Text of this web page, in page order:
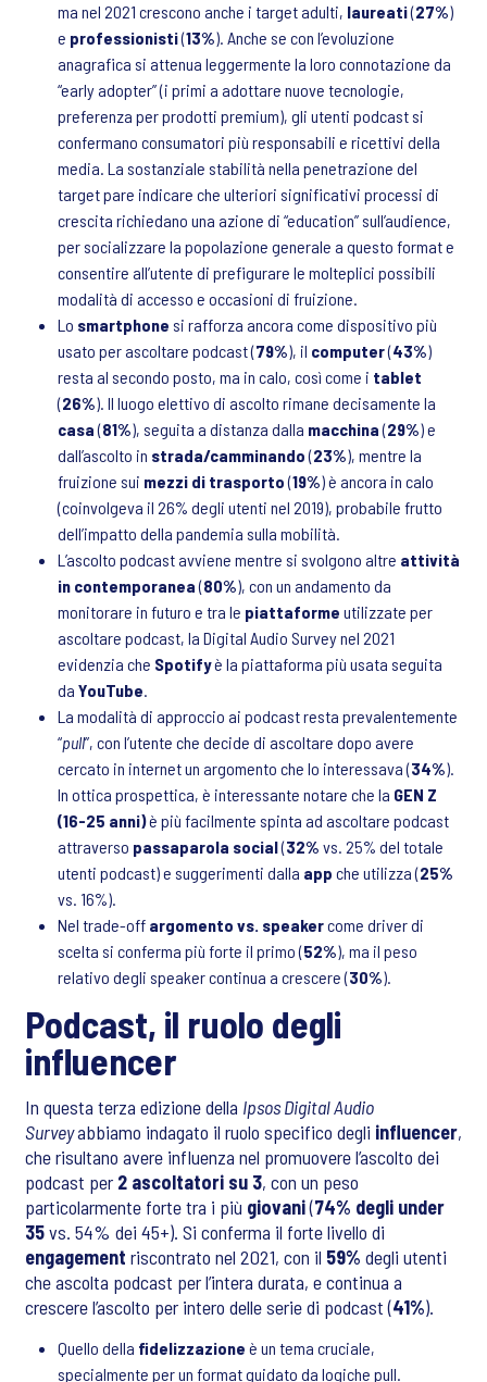
ma nel 2021 crescono anche i target adulti, laureati(27%)
e professionisti(13%). Anche se con l’evoluzione
anagrafica si attenua leggermente la loro connotazione da
“early adopter” (i primi a adottare nuove tecnologie,
preferenza per prodotti premium), gli utenti podcast si
confermano consumatori più responsabili e ricettivi della
media. La sostanziale stabilità nella penetrazione del
target pare indicare che ulteriori significativi processi di
crescita richiedano una azione di “education” sull’audience,
per socializzare la popolazione generale a questo format e
consentire all’utente di prefigurare le molteplici possibili
modalità di accesso e occasioni di fruizione.
Lo smartphone si rafforza ancora come dispositivo più
usato per ascoltare podcast (79%), il computer(43%)
resta al secondo posto, ma in calo, così come i tablet
(26%). Il luogo elettivo di ascolto rimane decisamente la
casa(81%), seguita a distanza dalla macchina(29%) e
dall’ascolto in strada/camminando(23%), mentre la
fruizione sui mezzi di trasporto(19%) è ancora in calo
(coinvolgeva il 26% degli utenti nel 2019), probabile frutto
dell’impatto della pandemia sulla mobilità.
L’ascolto podcast avviene mentre si svolgono altre attività
in contemporanea(80%), con un andamento da
monitorare in futuro e tra le piattaforme utilizzate per
ascoltare podcast, la Digital Audio Survey nel 2021
evidenzia che Spotifyè la piattaforma più usata seguita
da YouTube.
La modalità di approccio ai podcast resta prevalentemente
“pull”, con l’utente che decide di ascoltare dopo avere
cercato in internet un argomento che lo interessava (34%).
In ottica prospettica, è interessante notare che la GEN Z
(16-25 anni)è più facilmente spinta ad ascoltare podcast
attraverso passaparola social(32% vs. 25% del totale
utenti podcast) e suggerimenti dalla app che utilizza (25%
vs. 16%).
Nel trade-off argomento vs. speakercome driver di
scelta si conferma più forte il primo (52%), ma il peso
relativo degli speaker continua a crescere (30%).
Podcast, il ruolo degli
influencer
In questa terza edizione della Ipsos Digital Audio
Surveyabbiamo indagato il ruolo specifico degli influencer,
che risultano avere influenza nel promuovere l’ascolto dei
podcast per 2 ascoltatori su 3, con un peso
particolarmente forte tra i più giovani(74% degli under
35vs. 54% dei 45+). Si conferma il forte livello di
engagement riscontrato nel 2021, con il 59% degli utenti
che ascolta podcast per l’intera durata, e continua a
crescere l’ascolto per intero delle serie di podcast (41%).
Quello della fidelizzazione è un tema cruciale,
specialmente per un format guidato da logiche pull.